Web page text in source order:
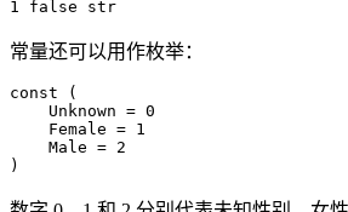
1 false str
常量还可以用作枚举：
const (
    Unknown = 0
    Female = 1
    Male = 2